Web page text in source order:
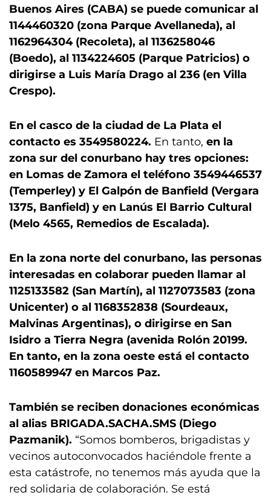
Buenos Aires (CABA) se puede comunicar al
1144460320 (zona Parque Avellaneda), al
1162964304 (Recoleta), al 1136258046
(Boedo), al 1134224605 (Parque Patricios) o
dirigirse a Luis María Drago al 236 (en Villa
Crespo).
En el casco de la ciudad de La Plata el
contacto es 3549580224. En tanto, en la
zona sur del conurbano hay tres opciones:
en Lomas de Zamora el teléfono 3549446537
(Temperley) y El Galpón de Banfield (Vergara
1375, Banfield) y en Lanús El Barrio Cultural
(Melo 4565, Remedios de Escalada).
En la zona norte del conurbano, las personas
interesadas en colaborar pueden llamar al
1125133582 (San Martín), al 1127073583 (zona
Unicenter) o al 1168352838 (Sourdeaux,
Malvinas Argentinas), o dirigirse en San
Isidro a Tierra Negra (avenida Rolón 20199.
En tanto, en la zona oeste está el contacto
1160589947 en Marcos Paz.
También se reciben donaciones económicas
al alias BRIGADA.SACHA.SMS (Diego
Pazmanik). “Somos bomberos, brigadistas y
vecinos autoconvocados haciéndole frente a
esta catástrofe, no tenemos más ayuda que la
red solidaria de colaboración. Se está